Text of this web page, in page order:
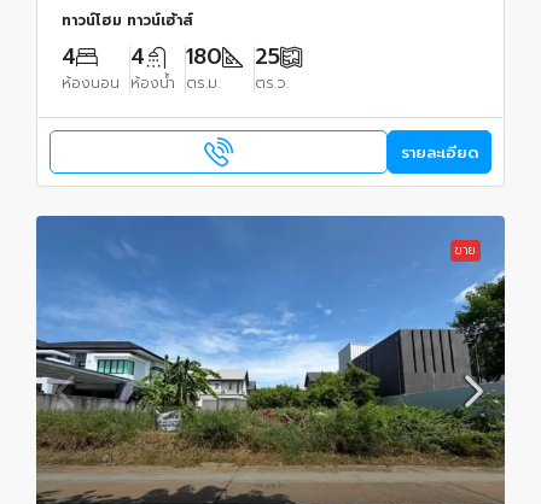
ทาวน์โฮม ทาวน์เฮ้าส์
4
ห้องนอน
4
ห้องน้ำ
180
ตร.ม.
25
ตร.ว.
รายละเอียด
ขาย